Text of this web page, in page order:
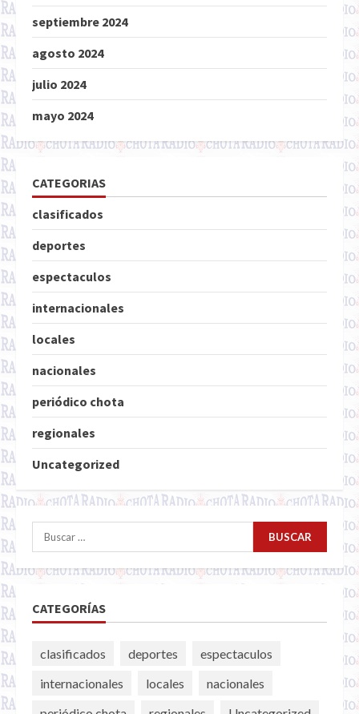
septiembre 2024
agosto 2024
julio 2024
mayo 2024
CATEGORIAS
clasificados
deportes
espectaculos
internacionales
locales
nacionales
periódico chota
regionales
Uncategorized
Buscar:
CATEGORÍAS
clasificados deportes
espectaculos
internacionales
locales
nacionales